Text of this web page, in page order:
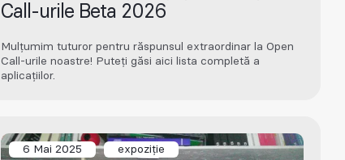
Call-urile Beta 2026
Mulțumim tuturor pentru răspunsul extraordinar la Open
Call-urile noastre! Puteți găsi aici lista completă a
aplicațiilor.
6 Mai 2025 expoziție